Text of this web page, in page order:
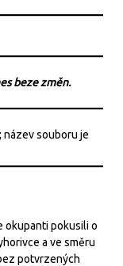
beze změn.
okupanti pokusili o
a ve směru
potvrzených